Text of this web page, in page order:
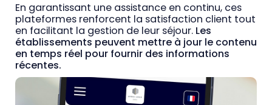
En garantissant une assistance en continu, ces
plateformes renforcent la satisfaction client tout
en facilitant la gestion de leur séjour. Les
établissements peuvent mettre à jour le contenu
en temps réel pour fournir des informations
récentes.